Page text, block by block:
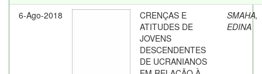
6-Ago-2018
CRENÇAS E
ATITUDES DE
JOVENS
DESCENDENTES
DE UCRANIANOS
SMAHA,
EDINA